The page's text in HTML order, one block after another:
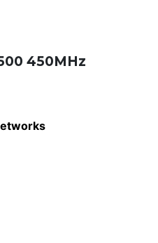
450MHz